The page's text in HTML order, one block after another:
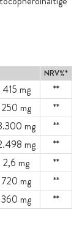
NRV%*
415 mg
**
250 mg
**
mg
**
mg
**
2,6 mg
**
720 mg
**
360 mg
**